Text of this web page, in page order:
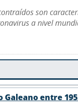
son
a nivel
entre